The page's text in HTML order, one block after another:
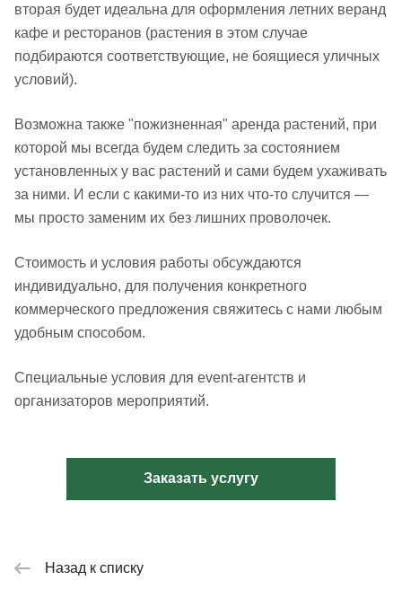
вторая будет идеальна для оформления летних веранд
кафе и ресторанов (растения в этом случае
подбираются соответствующие, не боящиеся уличных
условий).
Возможна также "пожизненная" аренда растений, при
которой мы всегда будем следить за состоянием
установленных у вас растений и сами будем ухаживать
за ними. И если с какими-то из них что-то случится —
мы просто заменим их без лишних проволочек.
Стоимость и условия работы обсуждаются
индивидуально, для получения конкретного
коммерческого предложения свяжитесь с нами любым
удобным способом.
Специальные условия для event-агентств и
организаторов мероприятий.
Заказать услугу
Назад к списку